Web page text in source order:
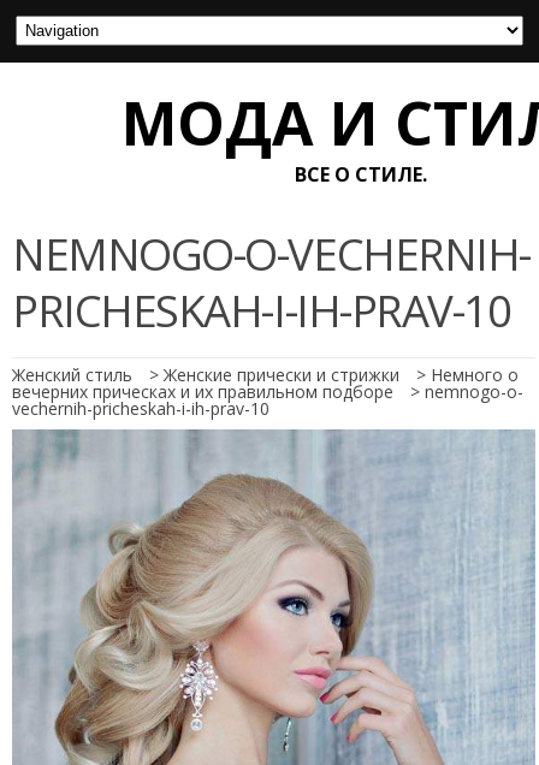
МОДА И
ВСЕ О СТИЛЕ.
NEMNOGO-O-VECHERNIH-
PRICHESKAH-I-IH-PRAV-10
Женский стиль >Женские прически и стрижки > Немного о
вечерних прическах и их правильном подборе > nemnogo-o-
vechernih-pricheskah-i-ih-prav-10